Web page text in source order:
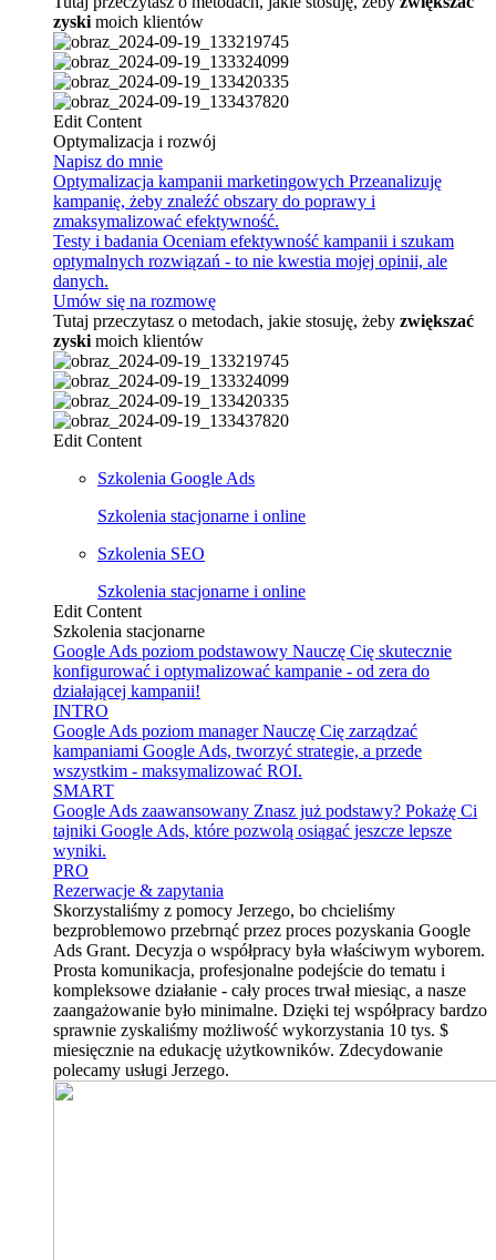
zyski moich klientów
Edit Content
Optymalizacja i rozwój
Napisz do mnie
Optymalizacja kampanii marketingowych Przeanalizuję
kampanię, żeby znaleźć obszary do poprawy i
zmaksymalizować efektywność.
Testy i badania Oceniam efektywność kampanii i szukam
optymalnych rozwiązań - to nie kwestia mojej opinii, ale
danych.
Umów się na rozmowę
Tutaj przeczytasz o metodach, jakie stosuję, żeby zwiększać
zyski moich klientów
Edit Content
Szkolenia Google Ads
Szkolenia stacjonarne i online
Szkolenia SEO
Szkolenia stacjonarne i online
Edit Content
Szkolenia stacjonarne
Google Ads poziom podstawowy Nauczę Cię skutecznie
konfigurować i optymalizować kampanie - od zera do
działającej kampanii!
INTRO
Google Ads poziom manager Nauczę Cię zarządzać
kampaniami Google Ads, tworzyć strategie, a przede
wszystkim - maksymalizować ROI.
SMART
Google Ads zaawansowany Znasz już podstawy? Pokażę Ci
tajniki Google Ads, które pozwolą osiągać jeszcze lepsze
wyniki.
PRO
Rezerwacje & zapytania
Skorzystaliśmy z pomocy Jerzego, bo chcieliśmy
bezproblemowo przebrnąć przez proces pozyskania Google
Ads Grant. Decyzja o współpracy była właściwym wyborem.
Prosta komunikacja, profesjonalne podejście do tematu i
kompleksowe działanie - cały proces trwał miesiąc, a nasze
zaangażowanie było minimalne. Dzięki tej współpracy bardzo
sprawnie zyskaliśmy możliwość wykorzystania 10 tys. $
miesięcznie na edukację użytkowników. Zdecydowanie
polecamy usługi Jerzego.